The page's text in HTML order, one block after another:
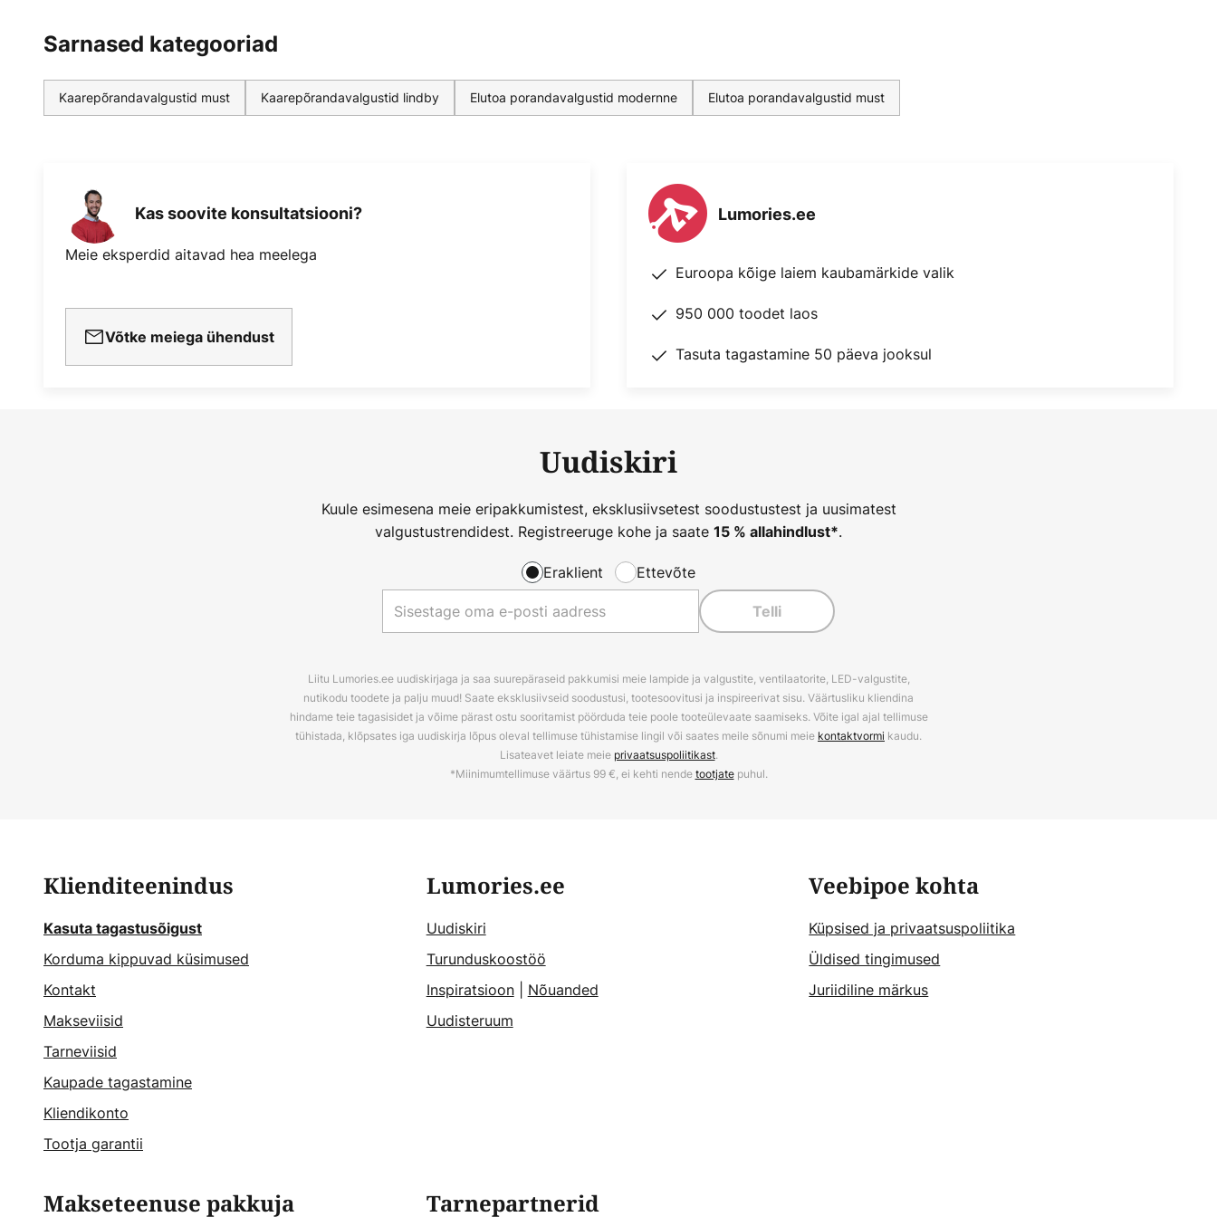
Sarnased kategooriad
Kaarepõrandavalgustid must Kaarepõrandavalgustid lindby Elutoa porandavalgustid modernne Elutoa porandavalgustid must
Kas soovite konsultatsiooni?
Meie eksperdid aitavad hea meelega
Võtke meiega ühendust
Lumories.ee
Euroopa kõige laiem kaubamärkide valik
950 000 toodet laos
Tasuta tagastamine 50 päeva jooksul
Uudiskiri
Kuule esimesena meie eripakkumistest, eksklusiivsetest soodustustest ja uusimatest
valgustustrendidest. Registreeruge kohe ja saate 15 % allahindlust*.
Eraklient Ettevõte
Telli
Liitu Lumories.ee uudiskirjaga ja saa suurepäraseid pakkumisi meie lampide ja valgustite, ventilaatorite, LED-valgustite,
nutikodu toodete ja palju muud! Saate eksklusiivseid soodustusi, tootesoovitusi ja inspireerivat sisu. Väärtusliku kliendina
hindame teie tagasisidet ja võime pärast ostu sooritamist pöörduda teie poole tooteülevaate saamiseks. Võite igal ajal tellimuse
tühistada, klõpsates iga uudiskirja lõpus oleval tellimuse tühistamise lingil või saates meile sõnumi meie kontaktvormi kaudu.
Lisateavet leiate meie privaatsuspoliitikast.
*Miinimumtellimuse väärtus 99 €, ei kehti nendetootjatepuhul.
Klienditeenindus
Kasuta tagastusõigust
Korduma kippuvad küsimused
Kontakt
Makseviisid
Tarneviisid
Kaupade tagastamine
Kliendikonto
Tootja garantii
Lumories.ee
Uudiskiri
Turunduskoostöö
Inspiratsioon| Nõuanded
Uudisteruum
Veebipoe kohta
Küpsised ja privaatsuspoliitika
Üldised tingimused
Juriidiline märkus
Makseteenuse pakkuja Tarnepartnerid